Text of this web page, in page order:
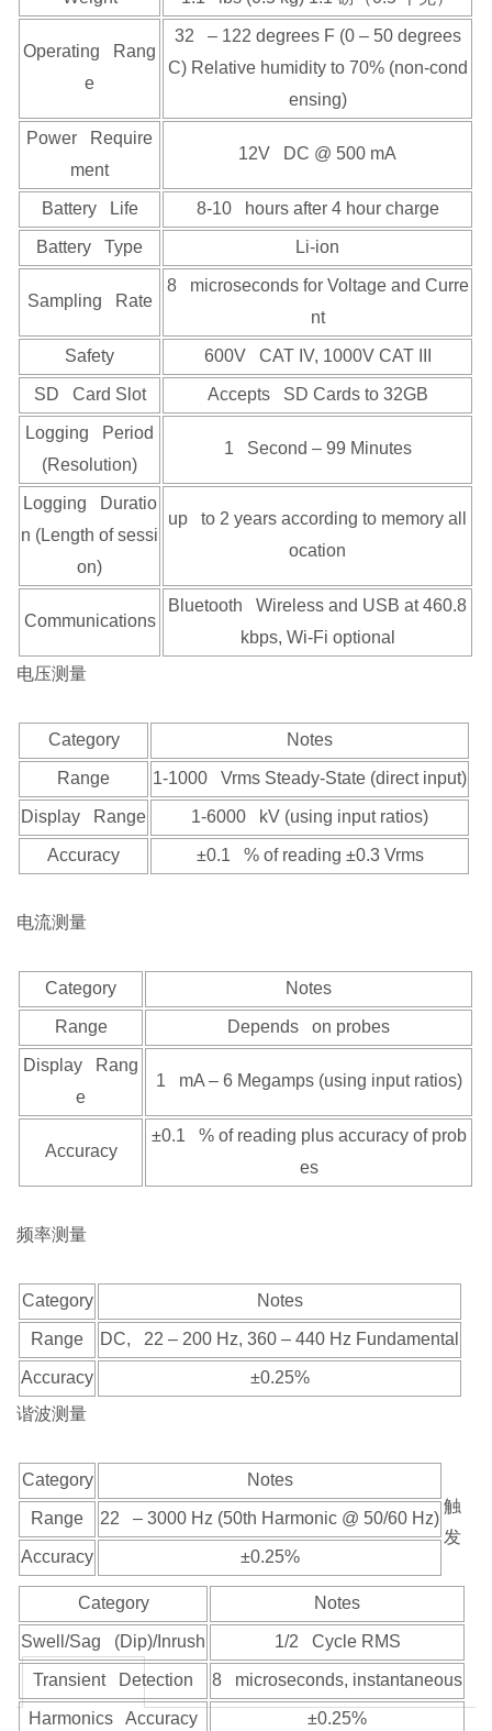
Operating Rang
e
32 – 122 degrees F (0 – 50 degrees
C) Relative humidity to 70% (non-cond
ensing)
Power Require
ment
12V DC @ 500 mA
Battery Life 8-10 hours after 4 hour charge
Battery Type Li-ion
Sampling Rate
8 microseconds for Voltage and Curre
nt
Safety 600V CAT IV, 1000V CAT III
SD Card Slot Accepts SD Cards to 32GB
Logging Period
(Resolution)
1 Second – 99 Minutes
Logging Duratio
n (Length of sessi
on)
up to 2 years according to memory all
ocation
Communications
Bluetooth Wireless and USB at 460.8
kbps, Wi-Fi optional
电压测量
Category Notes
Range 1-1000 Vrms Steady-State (direct input)
Display Range 1-6000 kV (using input ratios)
Accuracy ±0.1 % of reading ±0.3 Vrms
电流测量
Category Notes
Range Depends on probes
Display Rang
e
1 mA – 6 Megamps (using input ratios)
Accuracy
±0.1 % of reading plus accuracy of prob
es
频率测量
Category Notes
Range DC, 22 – 200 Hz, 360 – 440 Hz Fundamental
Accuracy
±0.25%
谐波测量
Category Notes
Range 22 – 3000 Hz (50th Harmonic @ 50/60 Hz)
Accuracy ±0.25%
触
发
Category Notes
Swell/Sag (Dip)/Inrush 1/2 Cycle RMS
Transient Detection 8 microseconds, instantaneous
Harmonics Accuracy ±0.25%